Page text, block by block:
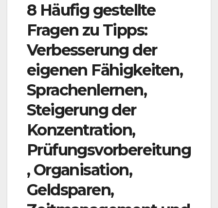
8 Häufig gestellte
Fragen zu Tipps:
Verbesserung der
eigenen Fähigkeiten,
Sprachenlernen,
Steigerung der
Konzentration,
Prüfungsvorbereitung
, Organisation,
Geldsparen,